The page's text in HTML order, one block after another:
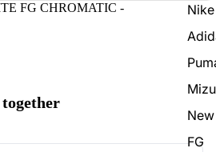
Nike
FG
FG CHROMATIC -